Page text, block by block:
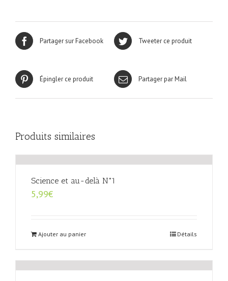
Partager sur Facebook Tweeter ce produit
Épingler ce produit Partager par Mail
Produits similaires
Science et au-delà N°1
5,99€
Ajouter au panier Détails